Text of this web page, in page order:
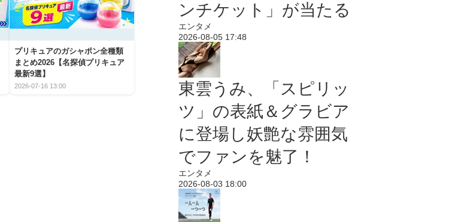
プリキュアのガシャポン全種類
まとめ2026【名探偵プリキュア
最新9選】
2026-07-16 13:00
ンチケット」が当たる
エンタメ
2026-08-05 17:48
東雲うみ、「スピリッ
ツ」の表紙＆グラビア
に登場し妖艶な雰囲気
でファンを魅了！
エンタメ
2026-08-03 18:00